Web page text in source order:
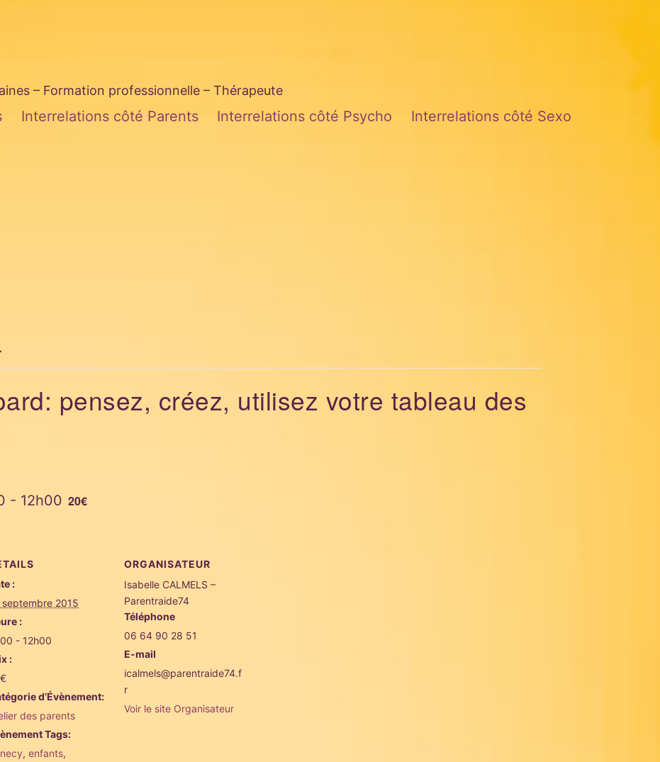
– Formation professionnelle – Thérapeute
Interrelations côté Parents Interrelations côté Psycho Interrelations côté Sexo
pensez, créez, utilisez votre tableau des
- 12h00 20€
:
septembre 2015
:
- 12h00
:
d’Évènement:
des parents
Tags:
, enfants,
ORGANISATEUR
Isabelle CALMELS –
Parentraide74
Téléphone
06 64 90 28 51
E-mail
icalmels@parentraide74.f
r
Voir le site Organisateur